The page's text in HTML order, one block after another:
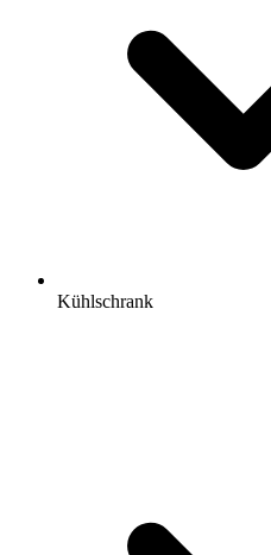
Kühlschrank